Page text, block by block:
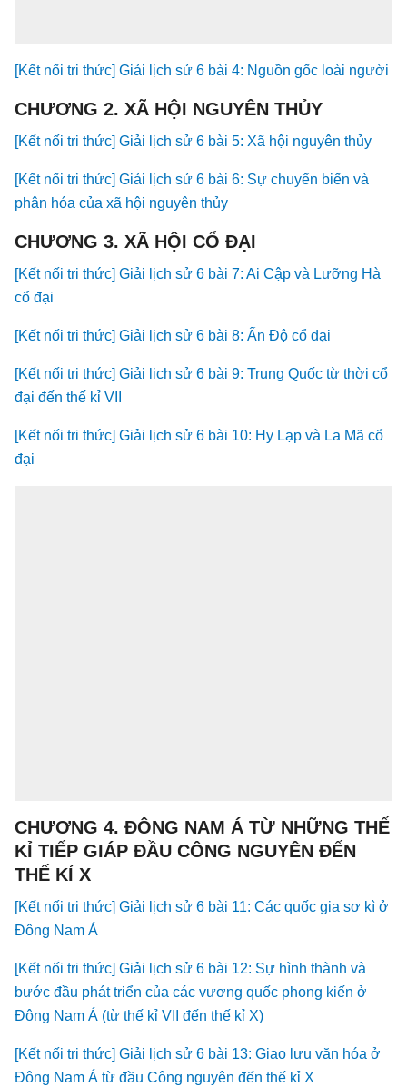
[Kết nối tri thức] Giải lịch sử 6 bài 4: Nguồn gốc loài người
CHƯƠNG 2. XÃ HỘI NGUYÊN THỦY
[Kết nối tri thức] Giải lịch sử 6 bài 5: Xã hội nguyên thủy
[Kết nối tri thức] Giải lịch sử 6 bài 6: Sự chuyển biến và
phân hóa của xã hội nguyên thủy
CHƯƠNG 3. XÃ HỘI CỔ ĐẠI
[Kết nối tri thức] Giải lịch sử 6 bài 7: Ai Cập và Lưỡng Hà
cổ đại
[Kết nối tri thức] Giải lịch sử 6 bài 8: Ấn Độ cổ đại
[Kết nối tri thức] Giải lịch sử 6 bài 9: Trung Quốc từ thời cổ
đại đến thế kỉ VII
[Kết nối tri thức] Giải lịch sử 6 bài 10: Hy Lạp và La Mã cổ
đại
CHƯƠNG 4. ĐÔNG NAM Á TỪ NHỮNG THẾ
KỈ TIẾP GIÁP ĐẦU CÔNG NGUYÊN ĐẾN
THẾ KỈ X
[Kết nối tri thức] Giải lịch sử 6 bài 11: Các quốc gia sơ kì ở
Đông Nam Á
[Kết nối tri thức] Giải lịch sử 6 bài 12: Sự hình thành và
bước đầu phát triển của các vương quốc phong kiến ở
Đông Nam Á (từ thế kỉ VII đến thế kỉ X)
[Kết nối tri thức] Giải lịch sử 6 bài 13: Giao lưu văn hóa ở
Đông Nam Á từ đầu Công nguyên đến thế kỉ X